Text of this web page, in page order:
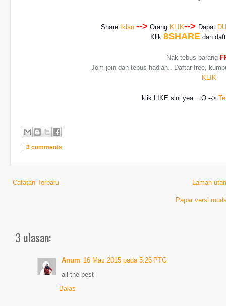
Share Iklan --> Orang KLIK--> Dapat
Klik8SHARE dan
Nak tebus barang
Jom join dan tebus hadiah.. Daftar free,
KLIK
klik LIKE sini yea.. tQ -->
| 3 comments
Catatan Terbaru Laman
Papar versi
3 ulasan:
Anum 16 Mac 2015 pada 5:26 PTG
all the best
Balas